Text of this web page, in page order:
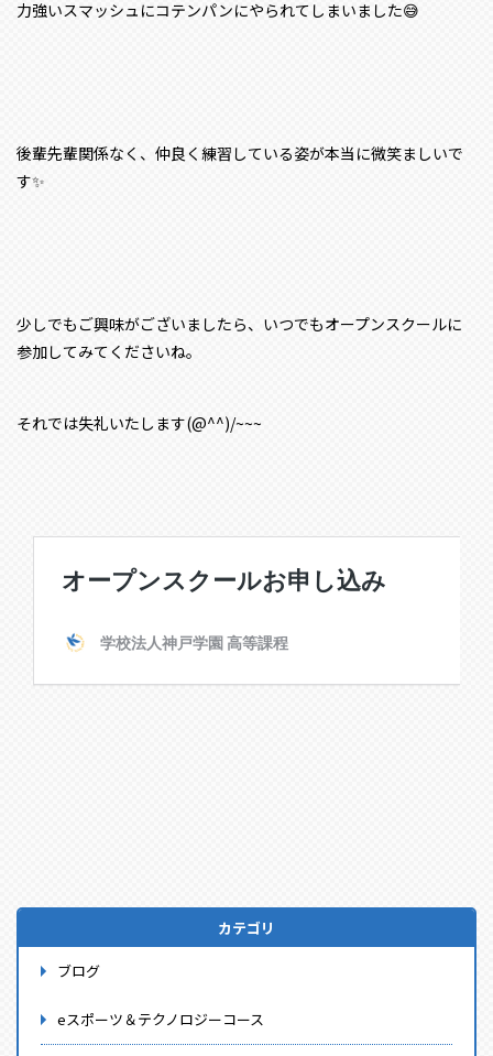
力強いスマッシュにコテンパンにやられてしまいました😅
後輩先輩関係なく、仲良く練習している姿が本当に微笑ましいで
す✨
少しでもご興味がございましたら、いつでもオープンスクールに
参加してみてくださいね。
それでは失礼いたします(@^^)/~~~
カテゴリ
ブログ
eスポーツ＆テクノロジーコース